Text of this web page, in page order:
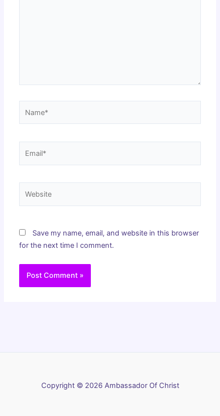
Save my name, email, and website in this browser
for the next time I comment.
Copyright © 2026 Ambassador Of Christ